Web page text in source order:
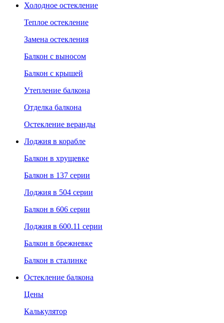
Холодное остекление
Теплое остекление
Замена остекления
Балкон с выносом
Балкон с крышей
Утепление балкона
Отделка балкона
Остекление веранды
Лоджия в корабле
Балкон в хрущевке
Балкон в 137 серии
Лоджия в 504 серии
Балкон в 606 серии
Лоджия в 600.11 серии
Балкон в брежневке
Балкон в сталинке
Остекление балкона
Цены
Калькулятор